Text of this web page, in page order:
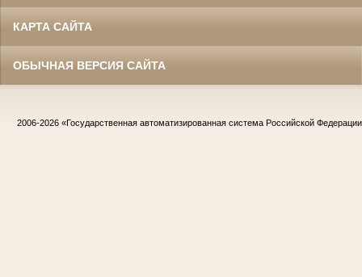
КАРТА САЙТА
ОБЫЧНАЯ ВЕРСИЯ САЙТА
2006-2026 «Государственная автоматизированная система Российской